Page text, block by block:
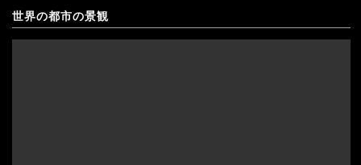
ィ
ー
世界の都市の景観
ギリシャ